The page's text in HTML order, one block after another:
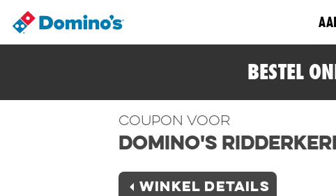
BESTEL
Coupon voor
Domino's
Winkel Details